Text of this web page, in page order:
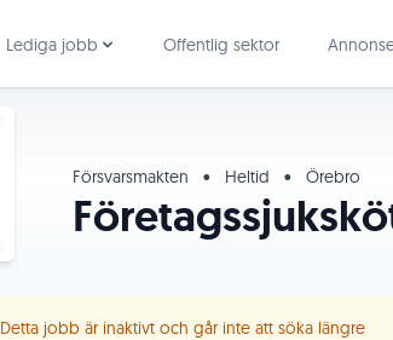
Lediga jobb Offentlig sektor
Försvarsmakten • Heltid • Örebro
Detta jobb är inaktivt och går inte att söka längre